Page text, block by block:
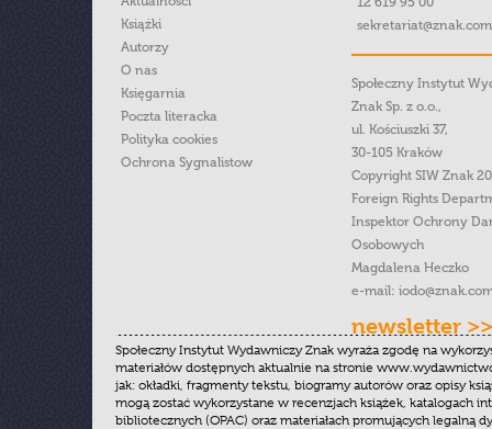
Książki
Autorzy
O nas
Księgarnia
Poczta literacka
Polityka cookies
Ochrona Sygnalistow
Społeczny Instytut
Znak Sp. z o.o.,
ul. Kościuszki 37,
30-105 Kraków
Copyright SIW Znak
Foreign Rights
Inspektor Ochrony
Osobowych
Magdalena Heczko
e-mail:
newsletter >>
Społeczny Instytut Wydawniczy Znak wyraża zgodę na
materiałów dostępnych aktualnie na stronie
jak: okładki, fragmenty tekstu, biogramy autorów oraz opisy
mogą zostać wykorzystane w recenzjach książek, katalogach
bibliotecznych (OPAC) oraz materiałach promujących legalną